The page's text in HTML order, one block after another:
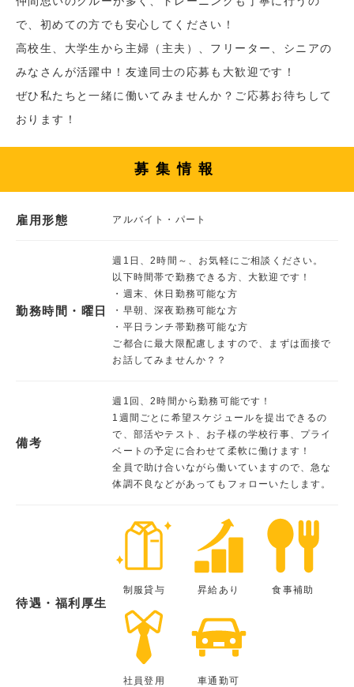
で、初めての方でも安心してください！
高校生、大学生から主婦（主夫）、フリーター、シニアの
みなさんが活躍中！友達同士の応募も大歓迎です！
ぜひ私たちと一緒に働いてみませんか？ご応募お待ちして
おります！
募集情報
雇用形態 アルバイト・パート
勤務時間・曜日
週1日、2時間～、お気軽にご相談ください。
以下時間帯で勤務できる方、大歓迎です！
・週末、休日勤務可能な方
・早朝、深夜勤務可能な方
・平日ランチ帯勤務可能な方
ご都合に最大限配慮しますので、まずは面接で
お話してみませんか？？
備考
週1回、2時間から勤務可能です！
1週間ごとに希望スケジュールを提出できるの
で、部活やテスト、お子様の学校行事、プライ
ベートの予定に合わせて柔軟に働けます！
全員で助け合いながら働いていますので、急な
体調不良などがあってもフォローいたします。
待遇・福利厚生
制服貸与 昇給あり 食事補助
社員登用 車通勤可